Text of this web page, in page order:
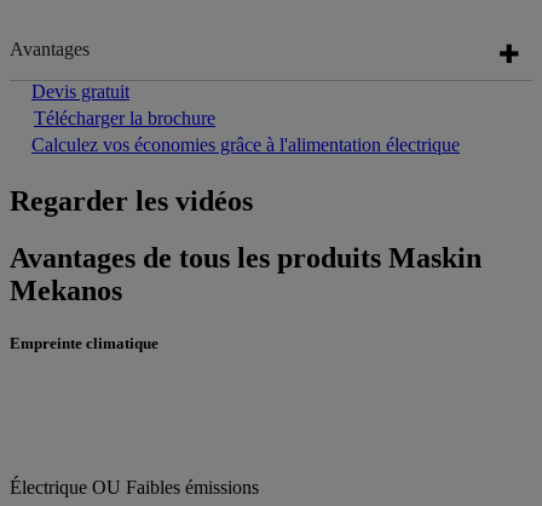
Avantages
Devis gratuit
Télécharger la brochure
Calculez vos économies grâce à l'alimentation électrique
Regarder les vidéos
Avantages de tous les produits Maskin
Mekanos
Empreinte climatique
Électrique OU Faibles émissions